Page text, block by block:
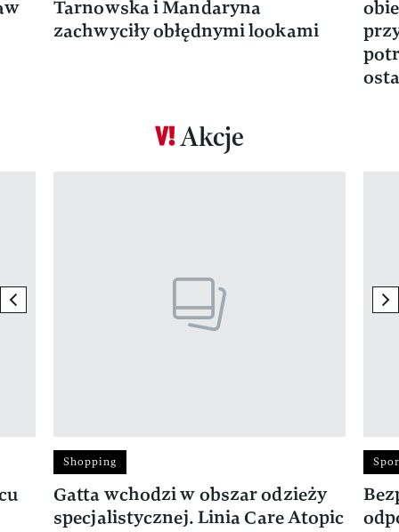
Tarnowska i Mandaryna
zachwyciły obłędnymi lookami
Akcje
previous element
Shopping
Gatta wchodzi w obszar odzieży
specjalistycznej. Linia Care Atopic